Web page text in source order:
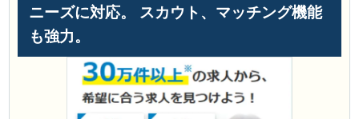
ニーズに対応。 スカウト、マッチング機能
も強力。